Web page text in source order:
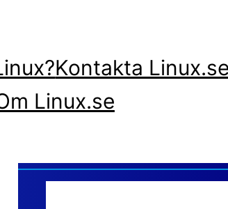
Kontakta Linux.se
Linux.se